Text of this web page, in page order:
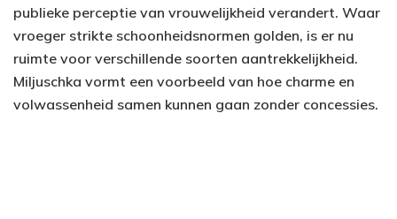
publieke perceptie van vrouwelijkheid verandert. Waar
vroeger strikte schoonheidsnormen golden, is er nu
ruimte voor verschillende soorten aantrekkelijkheid.
Miljuschka vormt een voorbeeld van hoe charme en
volwassenheid samen kunnen gaan zonder concessies.